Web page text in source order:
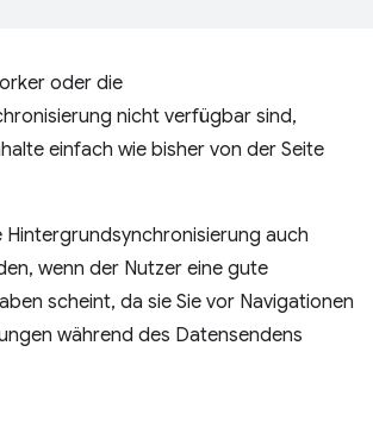
oder die
nicht verfügbar sind,
einfach wie bisher von der Seite
Hintergrundsynchronisierung auch
wenn der Nutzer eine gute
scheint, da sie Sie vor Navigationen
während des Datensendens